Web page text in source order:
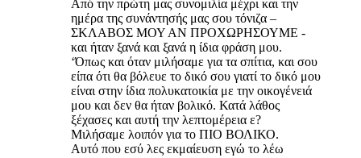
Από την πρώτη μας συνομιλία μέχρι και την
ημέρα της συνάντησής μας σου τόνιζα –
ΣΚΛΑΒΟΣ ΜΟΥ ΑΝ ΠΡΟΧΩΡΗΣΟΥΜΕ -
και ήταν ξανά και ξανά η ίδια φράση μου.
‘Όπως και όταν μιλήσαμε για τα σπίτια, και σου
είπα ότι θα βόλευε το δικό σου γιατί το δικό μου
είναι στην ίδια πολυκατοικία με την οικογένειά
μου και δεν θα ήταν βολικό. Κατά λάθος
ξέχασες και αυτή την λεπτομέρεια ε?
Μιλήσαμε λοιπόν για το ΠΙΟ ΒΟΛΙΚΟ.
Αυτό που εσύ λες εκμαίευση εγώ το λέω